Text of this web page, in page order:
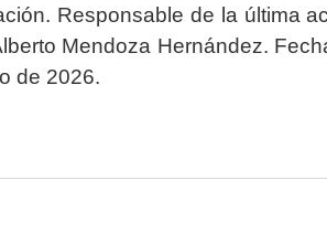
Responsable de la última
Mendoza Hernández.
de 2026.